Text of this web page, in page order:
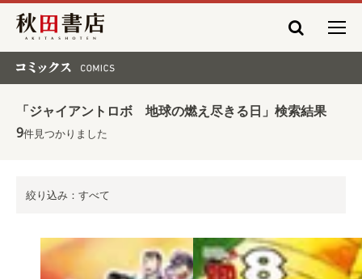
秋田書店
「ジャイアントロボ 地球の燃え尽きる日」検索結果
9件見つかりました
絞り込み：すべて